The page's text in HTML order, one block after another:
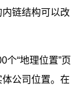
链结构可以改
个“地理位置”页
公司位置。在